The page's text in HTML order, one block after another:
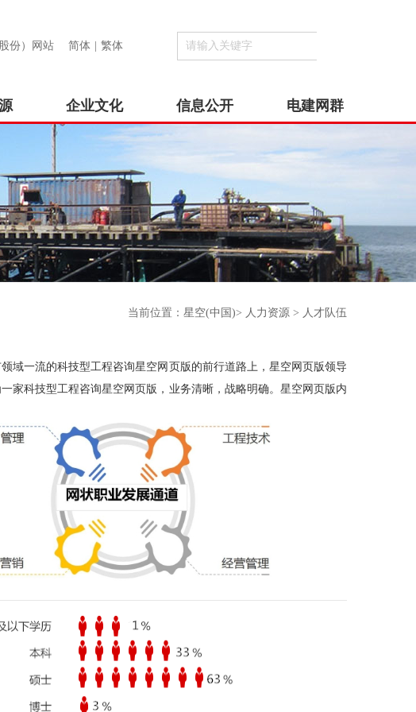
份）网站 简体 繁体
企业文化 信息公开 电建网群
当前位置： 星空(中国)> 人力资源 > 人才队伍
域一流的科技型工程咨询星空网页版的前行道路上，星空网页版领导
家科技型工程咨询星空网页版，业务清晰，战略明确。星空网页版内